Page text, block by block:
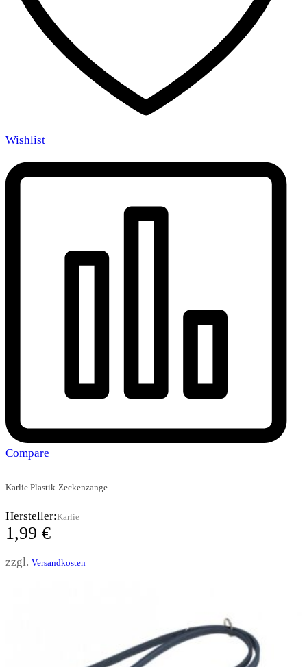
Wishlist
Compare
Karlie Plastik-Zeckenzange
Hersteller:Karlie
1,99 €
zzgl. Versandkosten